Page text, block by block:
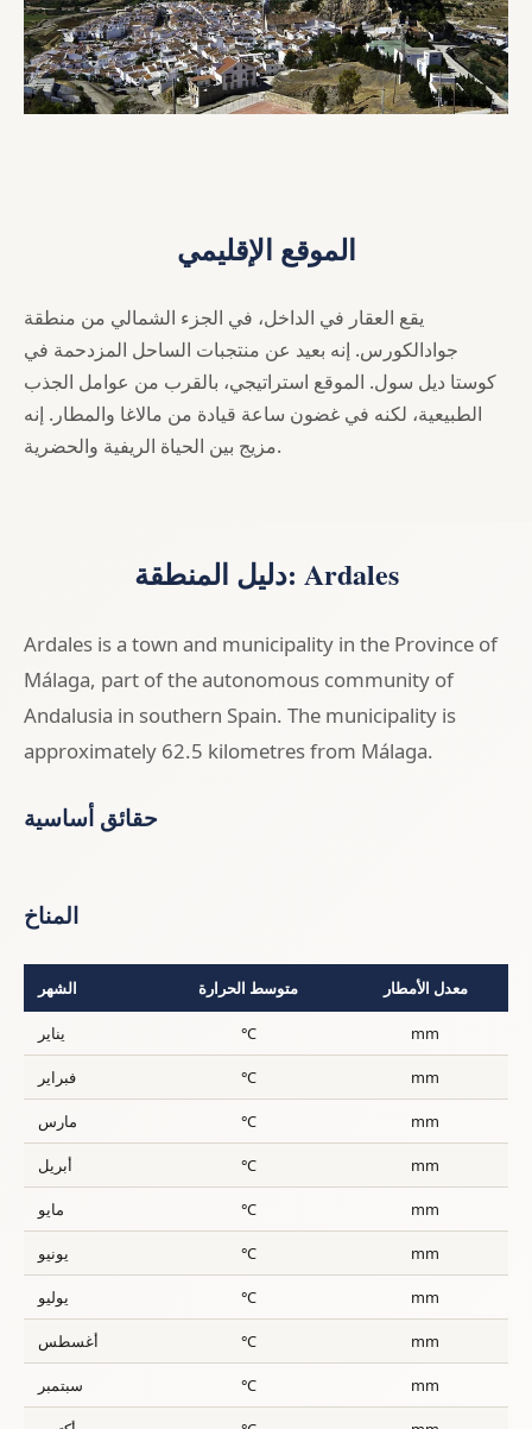
الموقع الإقليمي
يقع العقار في الداخل، في الجزء الشمالي من منطقة
جوادالكورس. إنه بعيد عن منتجبات الساحل المزدحمة في
كوستا ديل سول. الموقع استراتيجي، بالقرب من عوامل الجذب
الطبيعية، لكنه في غضون ساعة قيادة من مالاغا والمطار. إنه
مزيج بين الحياة الريفية والحضرية.
دليل المنطقة: Ardales
Ardales is a town and municipality in the Province of
Málaga, part of the autonomous community of
Andalusia in southern Spain. The municipality is
approximately 62.5 kilometres from Málaga.
حقائق أساسية
المناخ
الشهر متوسط الحرارة معدل الأمطار
يناير °C mm
فبراير °C mm
مارس °C mm
أبريل °C mm
مايو °C mm
يونيو °C mm
يوليو °C mm
أغسطس °C mm
سبتمبر °C mm